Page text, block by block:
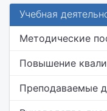
Учебная
Методические
Повышение
Преподаваемые